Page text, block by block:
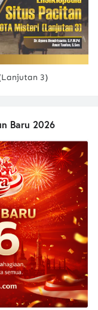
3)
Baru 2026